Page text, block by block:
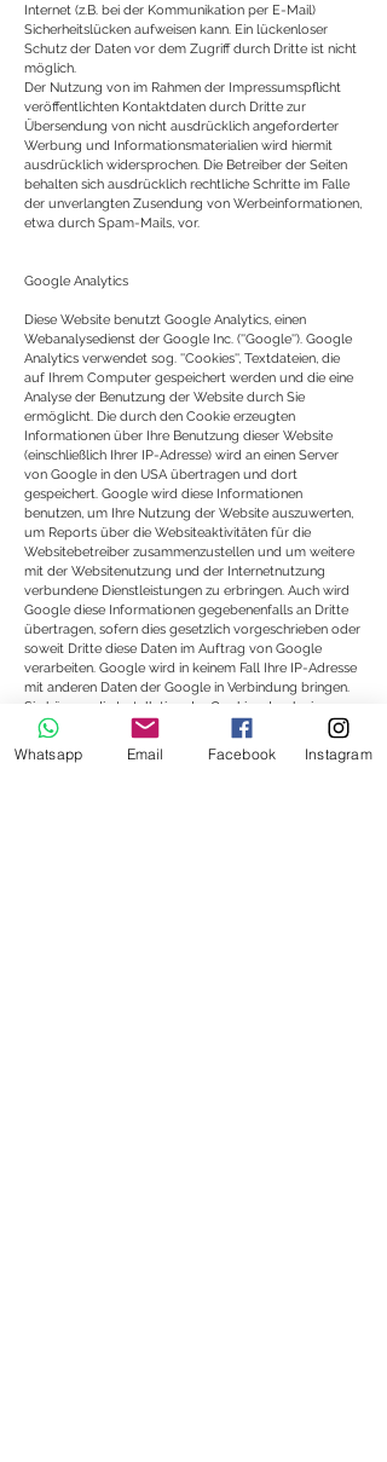
Internet (z.B. bei der Kommunikation per E-Mail)
Sicherheitslücken aufweisen kann. Ein lückenloser
Schutz der Daten vor dem Zugriff durch Dritte ist nicht
möglich.
Der Nutzung von im Rahmen der Impressumspflicht
veröffentlichten Kontaktdaten durch Dritte zur
Übersendung von nicht ausdrücklich angeforderter
Werbung und Informationsmaterialien wird hiermit
ausdrücklich widersprochen. Die Betreiber der Seiten
behalten sich ausdrücklich rechtliche Schritte im Falle
der unverlangten Zusendung von Werbeinformationen,
etwa durch Spam-Mails, vor.
Google Analytics
Diese Website benutzt Google Analytics, einen
Webanalysedienst der Google Inc. (''Google''). Google
Analytics verwendet sog. ''Cookies'', Textdateien, die
auf Ihrem Computer gespeichert werden und die eine
Analyse der Benutzung der Website durch Sie
ermöglicht. Die durch den Cookie erzeugten
Informationen über Ihre Benutzung dieser Website
(einschließlich Ihrer IP-Adresse) wird an einen Server
von Google in den USA übertragen und dort
gespeichert. Google wird diese Informationen
benutzen, um Ihre Nutzung der Website auszuwerten,
um Reports über die Websiteaktivitäten für die
Websitebetreiber zusammenzustellen und um weitere
mit der Websitenutzung und der Internetnutzung
verbundene Dienstleistungen zu erbringen. Auch wird
Google diese Informationen gegebenenfalls an Dritte
übertragen, sofern dies gesetzlich vorgeschrieben oder
soweit Dritte diese Daten im Auftrag von Google
verarbeiten. Google wird in keinem Fall Ihre IP-Adresse
mit anderen Daten der Google in Verbindung bringen.
Sie können die Installation der Cookies durch eine
entsprechende Einstellung Ihrer Browser Software
verhindern; wir weisen Sie jedoch darauf hin, dass Sie in
diesem Fall gegebenenfalls nicht sämtliche Funktionen
Whatsapp Email Facebook Instagram